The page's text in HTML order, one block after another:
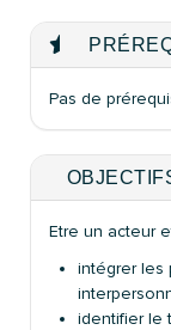
Pas de
Etre un acteur
intégrer les
identifier le